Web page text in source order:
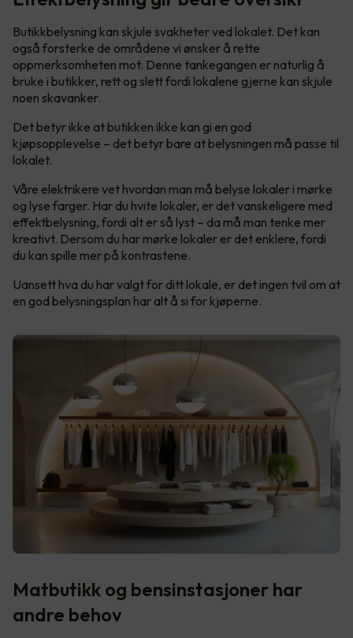
Butikkbelysning kan skjule svakheter ved lokalet. Det kan
også forsterke de områdene vi ønsker å rette
oppmerksomheten mot. Denne tankegangen er naturlig å
bruke i butikker, rett og slett fordi lokalene gjerne kan skjule
noen skavanker.
Det betyr ikke at butikken ikke kan gi en god
kjøpsopplevelse – det betyr bare at belysningen må passe til
lokalet.
Våre elektrikere vet hvordan man må belyse lokaler i mørke
og lyse farger. Har du hvite lokaler, er det vanskeligere med
effektbelysning, fordi alt er så lyst – da må man tenke mer
kreativt. Dersom du har mørke lokaler er det enklere, fordi
du kan spille mer på kontrastene.
Uansett hva du har valgt for ditt lokale, er det ingen tvil om at
en god belysningsplan har alt å si for kjøperne.
Matbutikk og bensinstasjoner har
andre behov